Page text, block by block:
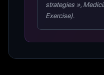
strategies »,
Exercise).